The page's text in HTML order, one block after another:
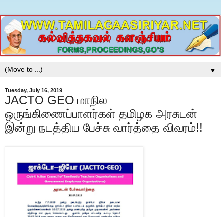
▼
Tuesday, July 16, 2019
JACTO GEO மாநில
ஒருங்கிணைப்பாளர்கள் தமிழக அரசுடன்
இன்று நடத்திய பேச்சு வார்த்தை விவரம்!!